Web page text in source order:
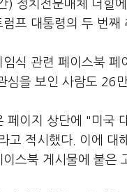
) 정치전문매체 더힐
프 대통령의 두 번째
식 관련 페이스북
심을 보인 사람도 26
페이지 상단에 "미국
고 적시했다. 이에 대
스북 게시물에 붙은